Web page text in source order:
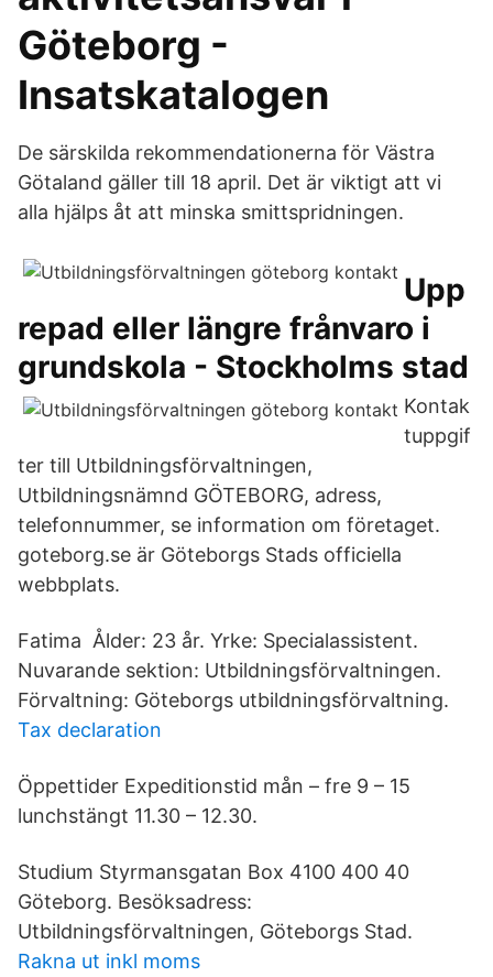
Göteborg -
Insatskatalogen
De särskilda rekommendationerna för Västra
Götaland gäller till 18 april. Det är viktigt att vi
alla hjälps åt att minska smittspridningen.
Upp
repad eller längre frånvaro i
grundskola - Stockholms stad
Kontak
tuppgif
ter till Utbildningsförvaltningen,
Utbildningsnämnd GÖTEBORG, adress,
telefonnummer, se information om företaget.
goteborg.se är Göteborgs Stads officiella
webbplats.
Fatima Ålder: 23 år. Yrke: Specialassistent.
Nuvarande sektion: Utbildningsförvaltningen.
Förvaltning: Göteborgs utbildningsförvaltning.
Tax declaration
Öppettider Expeditionstid mån – fre 9 – 15
lunchstängt 11.30 – 12.30.
Studium Styrmansgatan Box 4100 400 40
Göteborg. Besöksadress:
Utbildningsförvaltningen, Göteborgs Stad.
Rakna ut inkl moms